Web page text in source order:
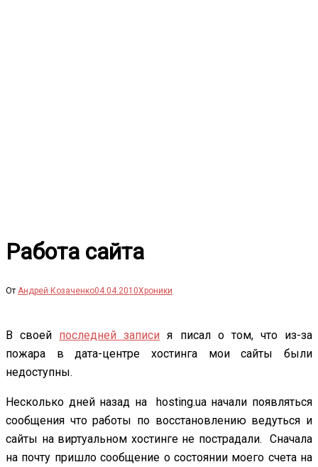
Работа сайта
От Андрей Козаченко04.04.2010Хроники
В своей последней записи я писал о том, что из-за
пожара в дата-центре хостинга мои сайты были
недоступны.
Несколько дней назад на hosting.ua начали появляться
сообщения что работы по восстановлению ведуться и
сайты на виртуальном хостинге не пострадали. Сначала
на почту пришло сообщение о состоянии моего счета на